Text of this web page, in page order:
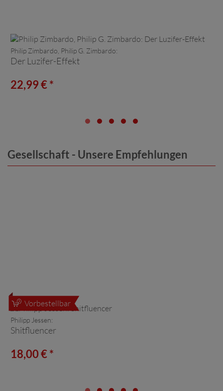
Philip Zimbardo, Philip G. Zimbardo:
Der Luzifer-Effekt
22,99 € *
Gesellschaft - Unsere Empfehlungen
Vorbestellbar
Philipp Jessen:
Shitfluencer
18,00 € *